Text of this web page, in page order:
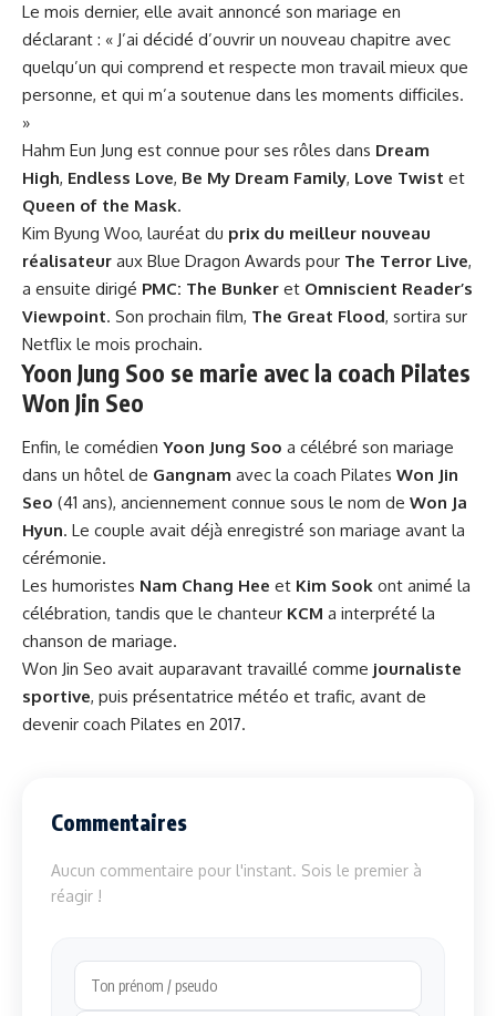
Le mois dernier, elle avait annoncé son mariage en
déclarant : « J’ai décidé d’ouvrir un nouveau chapitre avec
quelqu’un qui comprend et respecte mon travail mieux que
personne, et qui m’a soutenue dans les moments difficiles.
»
Hahm Eun Jung est connue pour ses rôles dans Dream
High, Endless Love, Be My Dream Family, Love Twist et
Queen of the Mask.
Kim Byung Woo, lauréat du prix du meilleur nouveau
réalisateur aux Blue Dragon Awards pour The Terror Live,
a ensuite dirigé PMC: The Bunker et Omniscient Reader’s
Viewpoint. Son prochain film, The Great Flood, sortira sur
Netflix le mois prochain.
Yoon Jung Soo se marie avec la coach Pilates
Won Jin Seo
Enfin, le comédien Yoon Jung Soo a célébré son mariage
dans un hôtel de Gangnam avec la coach Pilates Won Jin
Seo (41 ans), anciennement connue sous le nom de Won Ja
Hyun. Le couple avait déjà enregistré son mariage avant la
cérémonie.
Les humoristes Nam Chang Hee et Kim Sook ont animé la
célébration, tandis que le chanteur KCM a interprété la
chanson de mariage.
Won Jin Seo avait auparavant travaillé comme journaliste
sportive, puis présentatrice météo et trafic, avant de
devenir coach Pilates en 2017.
Commentaires
Aucun commentaire pour l'instant. Sois le premier à
réagir !